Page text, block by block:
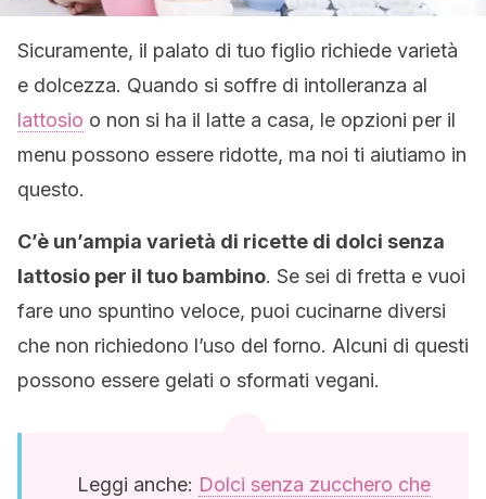
Sicuramente, il palato di tuo figlio richiede varietà
e dolcezza. Quando si soffre di intolleranza al
lattosio o non si ha il latte a casa, le opzioni per il
menu possono essere ridotte, ma noi ti aiutiamo in
questo.
C’è un’ampia varietà di ricette di dolci senza
lattosio per il tuo bambino. Se sei di fretta e vuoi
fare uno spuntino veloce, puoi cucinarne diversi
che non richiedono l’uso del forno. Alcuni di questi
possono essere gelati o sformati vegani.
Leggi anche: Dolci senza zucchero che